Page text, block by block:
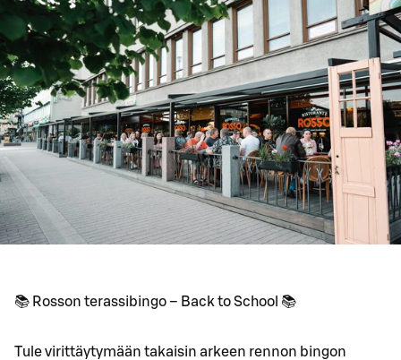
📚 Rosson terassibingo – Back to School 📚
Tule virittäytymään takaisin arkeen rennon bingon